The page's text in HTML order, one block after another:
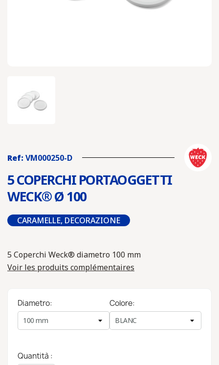
Ref: VM000250-D
5 COPERCHI PORTAOGGETTI
WECK® Ø 100
CARAMELLE, DECORAZIONE
5 Coperchi Weck® diametro 100 mm
Voir les produits complémentaires
Diametro: Colore:
Quantità :